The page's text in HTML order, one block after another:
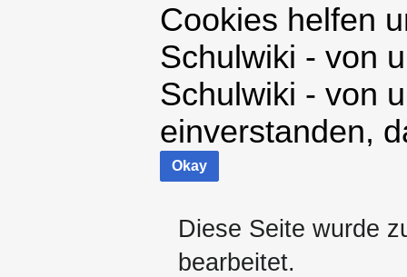
Cookies helfen
Schulwiki - von
Schulwiki - von
einverstanden,
Okay
Diese Seite wurde
bearbeitet.